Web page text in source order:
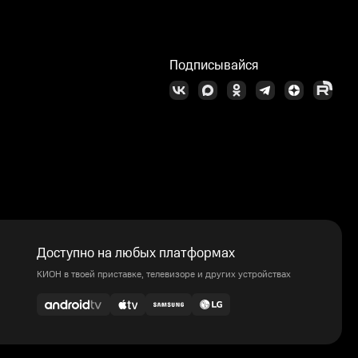
Подписывайся
Доступно на любых платформах
КИОН в твоей приставке, телевизоре и других устройствах